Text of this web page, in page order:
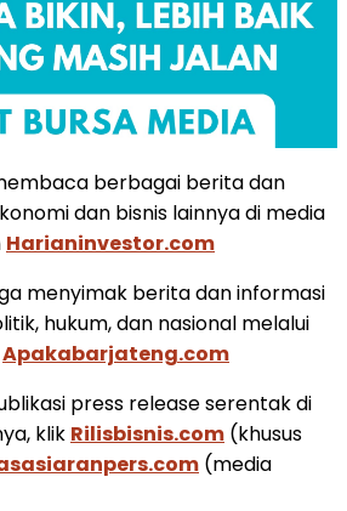
berbagai berita dan
dan bisnis lainnya di media
Harianinvestor.com
menyimak berita dan informasi
hukum, dan nasional melalui
Apakabarjateng.com
press release serentak di
klik Rilisbisnis.com (khusus
(media